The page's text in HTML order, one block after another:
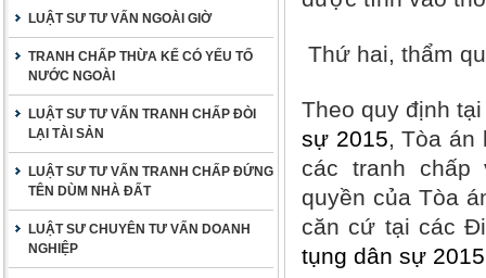
LUẬT SƯ TƯ VẤN NGOÀI GIỜ
TRANH CHẤP THỪA KẾ CÓ YẾU TỐ
NƯỚC NGOÀI
LUẬT SƯ TƯ VẤN TRANH CHẤP ĐÒI
LẠI TÀI SẢN
LUẬT SƯ TƯ VẤN TRANH CHẤP ĐỨNG
TÊN DÙM NHÀ ĐẤT
LUẬT SƯ CHUYÊN TƯ VẤN DOANH
NGHIỆP
Thứ hai, thẩm
Theo quy định
sự 2015, Tòa án
các tranh chấp
quyền của Tòa
căn cứ tại các
tụng dân sự 2015